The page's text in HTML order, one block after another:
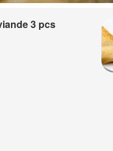
3 pcs